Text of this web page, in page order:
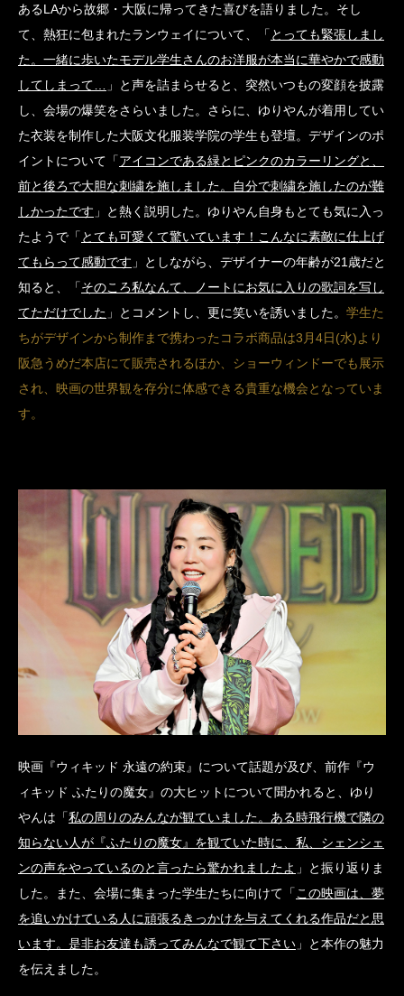
あるLAから故郷・大阪に帰ってきた喜びを語りました。そし
て、熱狂に包まれたランウェイについて、「 とっても緊張しまし
た。一緒に歩いたモデル学生さんのお洋服が本当に華やかで感動
してしまって…
」と声を詰まらせると、突然いつもの変顔を披露
し、会場の爆笑をさらいました。さらに、ゆりやんが着用してい
た衣装を制作した大阪文化服装学院の学生も登壇。デザインのポ
イントについて「アイコンである緑とピンクのカラーリングと、
前と後ろで大胆な刺繍を施しました。自分で刺繍を施したのが難
しかったです 」と熱く説明した。ゆりやん自身もとても気に入っ
たようで「 とても可愛くて驚いています！こんなに素敵に仕上げ
てもらって感動です 」としながら、デザイナーの年齢が21歳だと
知ると、「そのころ私なんて、ノートにお気に入りの歌詞を写し
てただけでした 」とコメントし、更に笑いを誘いました。 学生た
ちがデザインから制作まで携わったコラボ商品は3月4日(水)より
阪急うめだ本店にて販売されるほか、ショーウィンドーでも展示
され、映画の世界観を存分に体感できる貴重な機会となっていま
す。
映画『ウィキッド 永遠の約束』について話題が及び、前作『ウ
ィキッド ふたりの魔女』の大ヒットについて聞かれると、ゆり
やんは「私の周りのみんなが観ていました。ある時飛行機で隣の
知らない人が『ふたりの魔女』を観ていた時に、私、シェンシェ
ンの声をやっているのと言ったら驚かれましたよ 」と振り返りま
した。また、会場に集まった学生たちに向けて「 この映画は、夢
を追いかけている人に頑張るきっかけを与えてくれる作品だと思
います。是非お友達も誘ってみんなで観て下さい 」と本作の魅力
を伝えました。